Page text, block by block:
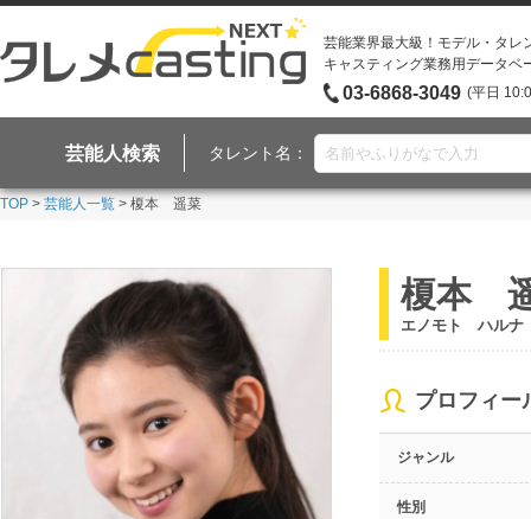
芸能業界最大級！モデル・タレ
キャスティング業務用データベ
03-6868-3049 (平日
芸能人検索 タレント名：
TOP > 芸能人一覧 > 榎本 遥菜
榎本
エノモト ハルナ
プロフィー
ジャンル
性別